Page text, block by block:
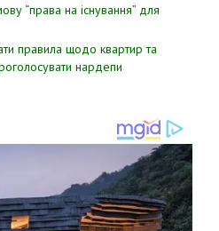
“пpава на іcнування” для
правила щодо квартир та
нардепи